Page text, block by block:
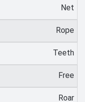
Net
Rope
Teeth
Free
Roar